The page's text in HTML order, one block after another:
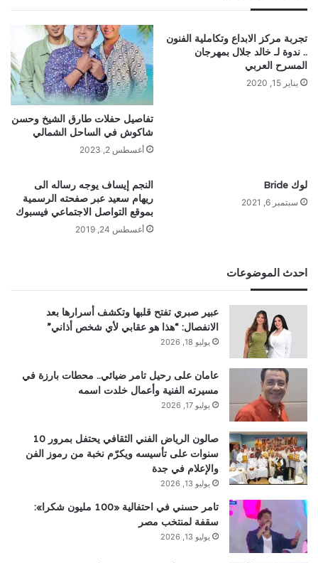
تجربة مركز الابداع وتكاملية الفنون
.. ندوة لـ خالد جلال بمهرجان
المسرح العربي
يناير 15, 2020
تفاصيل حفلات طارق الشيخ وحسن
شاكوش في الساحل الشمالي
أغسطس 2, 2023
لوك Bride
سبتمبر 6, 2021
النجم إيساف يوجه رساله الى
ريهام سعيد عبر صفحته الرسمية
بموقع التواصل الاجتماعي فيسبوك
أغسطس 24, 2019
احدث الموضوعات
عبير صبري تفتح قلبها وتكشف أسرارها بعد
الانفصال: “هذا هو عقابي لأي شخص أذاني”
يوليو 18, 2026
عامان على رحيل تامر ضيائي.. محطات بارزة في
مسيرته الفنية وأعمال خلدت اسمه
يوليو 17, 2026
صالون الرياض الفني الثقافي يحتفل بمرور 10
سنوات على تأسيسه ويكرّم نخبة من رموز الفن
والإعلام في جدة
يوليو 13, 2026
تامر حسني في احتفالية «100 مليون شكرا»:
سقفة لمنتخب مصر
يوليو 13, 2026